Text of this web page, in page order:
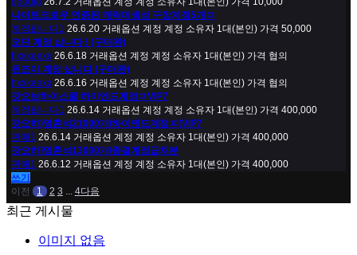
나이트크로우 인증된 캐릭미생성 구깡계정5개ㅍ
계정팝니다1 26.6.20 거래옵션 계정 계정 소유자 1대(본인) 가격 50,000
오딘 계정 삽니다 ! (구매완)
hxxkeexx 26.6.18 거래옵션 계정 계정 소유자 1대(본인) 가격 협의
윈조이 계정 삽니다 (구매완)
hxxkeexx 26.6.16 거래옵션 계정 계정 소유자 1대(본인) 가격 협의
갓오브하이스쿨 하이엔드계정ㅍVIP7
계정팝니다1 26.6.14 거래옵션 계정 계정 소유자 1대(본인) 가격 400,000
갓오하)영혼석21000개/하이엔드계정ㅍ(VIP7
판매1 26.6.14 거래옵션 계정 계정 소유자 1대(본인) 가격 400,000
갓오하]영혼석13000개/종결계정급처분
판매1 26.6.12 거래옵션 계정 계정 소유자 1대(본인) 가격 400,000
쓰기
이전
1 2 3 ... 4다음
최근 게시물
이미지 없음